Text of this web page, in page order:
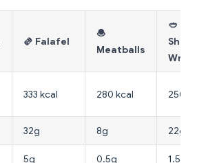
🫔 Falafel
🧆
Meatballs
🥙
Wrap
333 kcal 280 kcal 250
32g 8g 22g
5g 0.5g 1.5g